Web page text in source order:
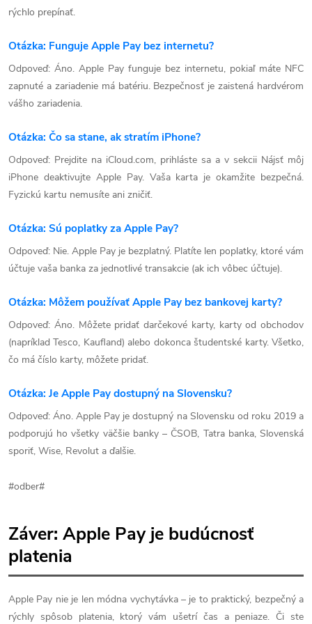
rýchlo prepínať.
Otázka: Funguje Apple Pay bez internetu?
Odpoveď: Áno. Apple Pay funguje bez internetu, pokiaľ máte NFC
zapnuté a zariadenie má batériu. Bezpečnosť je zaistená hardvérom
vášho zariadenia.
Otázka: Čo sa stane, ak stratím iPhone?
Odpoveď: Prejdite na iCloud.com, prihláste sa a v sekcii Nájsť môj
iPhone deaktivujte Apple Pay. Vaša karta je okamžite bezpečná.
Fyzickú kartu nemusíte ani zničiť.
Otázka: Sú poplatky za Apple Pay?
Odpoveď: Nie. Apple Pay je bezplatný. Platíte len poplatky, ktoré vám
účtuje vaša banka za jednotlivé transakcie (ak ich vôbec účtuje).
Otázka: Môžem používať Apple Pay bez bankovej karty?
Odpoveď: Áno. Môžete pridať darčekové karty, karty od obchodov
(napríklad Tesco, Kaufland) alebo dokonca študentské karty. Všetko,
čo má číslo karty, môžete pridať.
Otázka: Je Apple Pay dostupný na Slovensku?
Odpoveď: Áno. Apple Pay je dostupný na Slovensku od roku 2019 a
podporujú ho všetky väčšie banky – ČSOB, Tatra banka, Slovenská
sporiť, Wise, Revolut a ďalšie.
#odber#
Záver: Apple Pay je budúcnosť
platenia
Apple Pay nie je len módna vychytávka – je to praktický, bezpečný a
rýchly spôsob platenia, ktorý vám ušetrí čas a peniaze. Či ste